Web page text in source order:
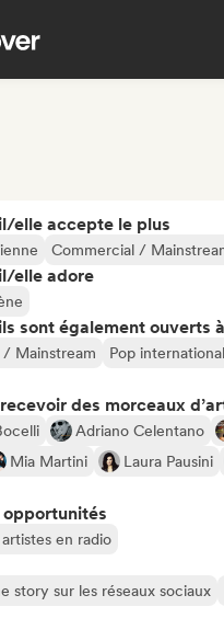
elle accepte le plus
Commercial /
elle adore
sont également ouverts
Mainstream Pop international
des morceaux
Adriano Celentano
Mia Martini Laura Pausini
en radio
story sur les réseaux sociaux